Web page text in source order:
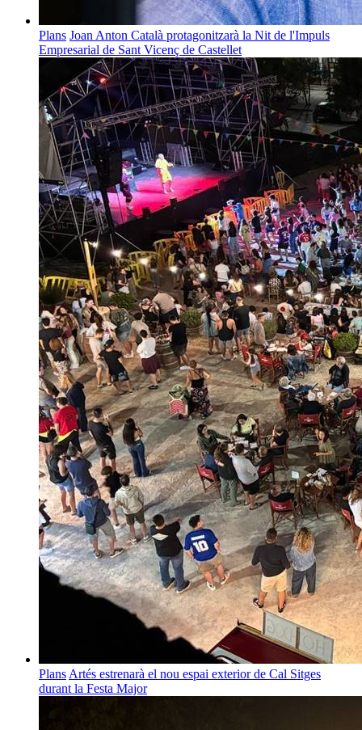
Plans Joan Anton Català protagonitzarà la Nit de l'Impuls
Empresarial de Sant Vicenç de Castellet
Plans Artés estrenarà el nou espai exterior de Cal Sitges
durant la Festa Major